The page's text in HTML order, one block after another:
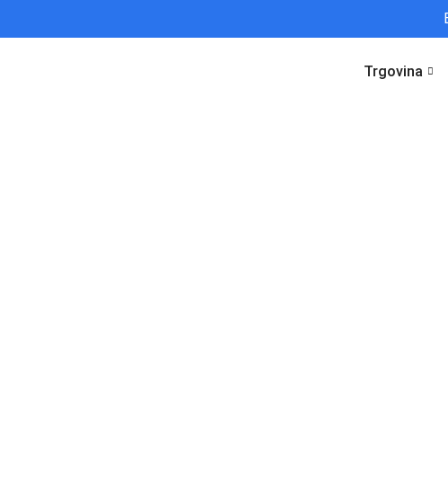
Trgovina